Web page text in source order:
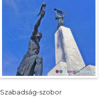
Szabadság-szobor